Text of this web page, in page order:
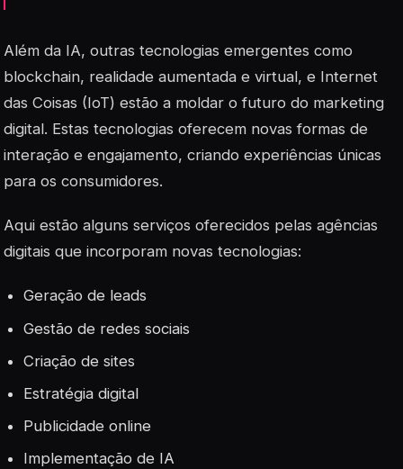
Além da IA, outras tecnologias emergentes como
blockchain, realidade aumentada e virtual, e Internet
das Coisas (IoT) estão a moldar o futuro do marketing
digital. Estas tecnologias oferecem novas formas de
interação e engajamento, criando experiências únicas
para os consumidores.
Aqui estão alguns serviços oferecidos pelas agências
digitais que incorporam novas tecnologias:
Geração de leads
Gestão de redes sociais
Criação de sites
Estratégia digital
Publicidade online
Implementação de IA